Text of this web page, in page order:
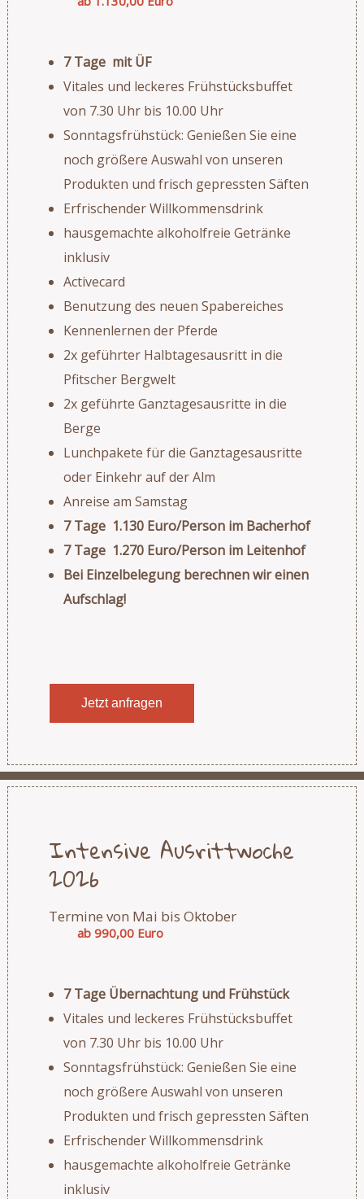
7 Tage mit ÜF
Vitales und leckeres Frühstücksbuffet
von 7.30 Uhr bis 10.00 Uhr
Sonntagsfrühstück: Genießen Sie eine
noch größere Auswahl von unseren
Produkten und frisch gepressten Säften
Erfrischender Willkommensdrink
hausgemachte alkoholfreie Getränke
inklusiv
Activecard
Benutzung des neuen Spabereiches
Kennenlernen der Pferde
2x geführter Halbtagesausritt in die
Pfitscher Bergwelt
2x geführte Ganztagesausritte in die
Berge
Lunchpakete für die Ganztagesausritte
oder Einkehr auf der Alm
Anreise am Samstag
7 Tage 1.130 Euro/Person im Bacherhof
7 Tage 1.270 Euro/Person im Leitenhof
Bei Einzelbelegung berechnen wir einen
Aufschlag!
Jetzt anfragen
Intensive Ausrittwoche
2026
Termine von Mai bis Oktober
ab 990,00 Euro
7 Tage Übernachtung und Frühstück
Vitales und leckeres Frühstücksbuffet
von 7.30 Uhr bis 10.00 Uhr
Sonntagsfrühstück: Genießen Sie eine
noch größere Auswahl von unseren
Produkten und frisch gepressten Säften
Erfrischender Willkommensdrink
hausgemachte alkoholfreie Getränke
inklusiv